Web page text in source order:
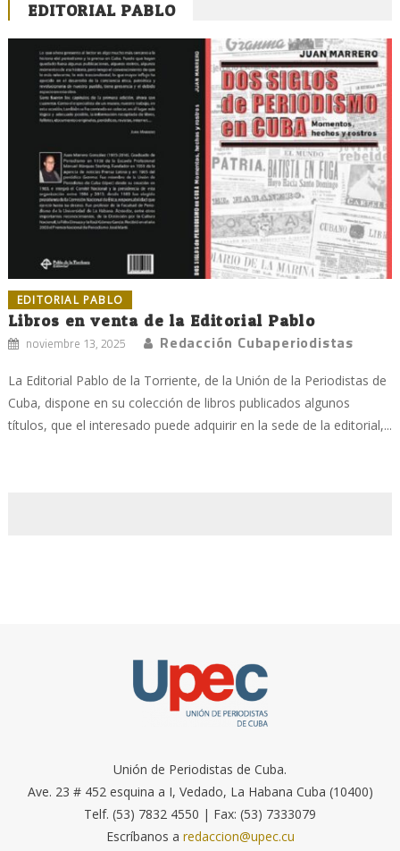
EDITORIAL PABLO
EDITORIAL PABLO
Libros en venta de la Editorial Pablo
noviembre 13, 2025 Redacción Cubaperiodistas
La Editorial Pablo de la Torriente, de la Unión de la Periodistas de
Cuba, dispone en su colección de libros publicados algunos
títulos, que el interesado puede adquirir en la sede de la editorial,...
Unión de Periodistas de Cuba.
Ave. 23 # 452 esquina a I, Vedado, La Habana Cuba (10400)
Telf. (53) 7832 4550 | Fax: (53) 7333079
Escríbanos a redaccion@upec.cu